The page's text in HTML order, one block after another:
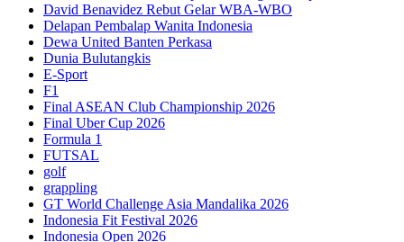
David Benavidez Rebut Gelar WBA-WBO
Delapan Pembalap Wanita Indonesia
Dewa United Banten Perkasa
Dunia Bulutangkis
E-Sport
F1
Final ASEAN Club Championship 2026
Final Uber Cup 2026
Formula 1
FUTSAL
golf
grappling
GT World Challenge Asia Mandalika 2026
Indonesia Fit Festival 2026
Indonesia Open 2026